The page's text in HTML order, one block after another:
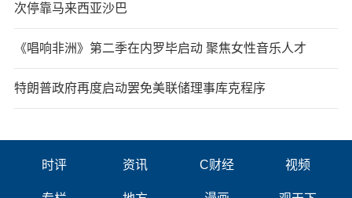
次停靠马来西亚沙巴
《唱响非洲》第二季在内罗毕启动 聚焦女性音乐人才
特朗普政府再度启动罢免美联储理事库克程序
时评 资讯 C财经 视频